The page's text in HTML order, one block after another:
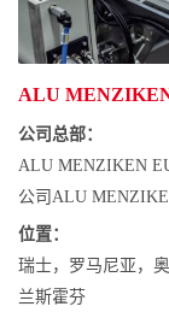
ALU
公司总部：
ALU MENZIKEN
公司ALU
位置：
瑞士，罗马尼亚，
兰斯霍芬